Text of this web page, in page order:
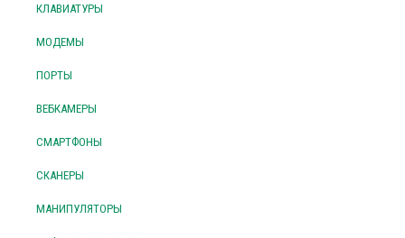
КЛАВИАТУРЫ
МОДЕМЫ
ПОРТЫ
ВЕБКАМЕРЫ
СМАРТФОНЫ
СКАНЕРЫ
МАНИПУЛЯТОРЫ